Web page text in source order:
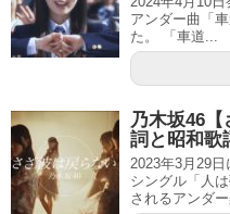
アンダー曲「
た。 「車道...
乃木坂46
詞と昭和歌
2023年3月29
シングル「人
されるアンダー